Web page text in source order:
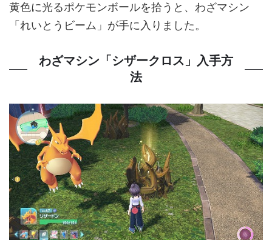
黄色に光るポケモンボールを拾うと、わざマシン
「れいとうビーム」が手に入りました。
わざマシン「シザークロス」入手方
法